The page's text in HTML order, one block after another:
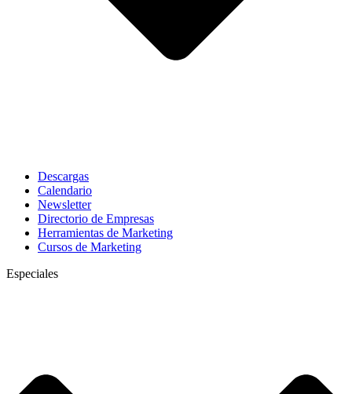
Descargas
Calendario
Newsletter
Directorio de Empresas
Herramientas de Marketing
Cursos de Marketing
Especiales